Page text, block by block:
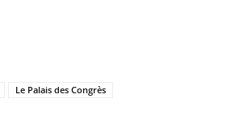
Le Palais des Congrès